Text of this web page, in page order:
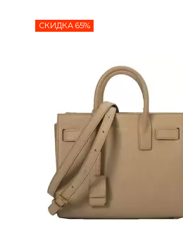
СКИДКА 65%